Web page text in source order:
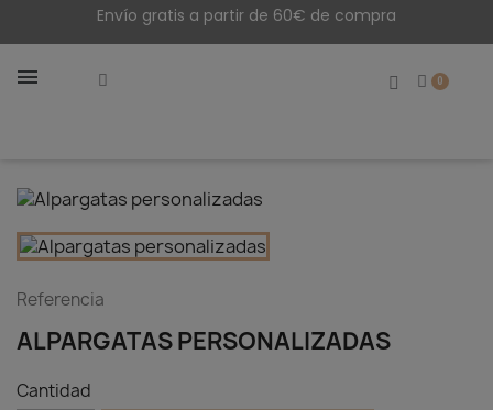
Envío gratis a partir de 60€ de compra
Referencia
ALPARGATAS PERSONALIZADAS
Cantidad